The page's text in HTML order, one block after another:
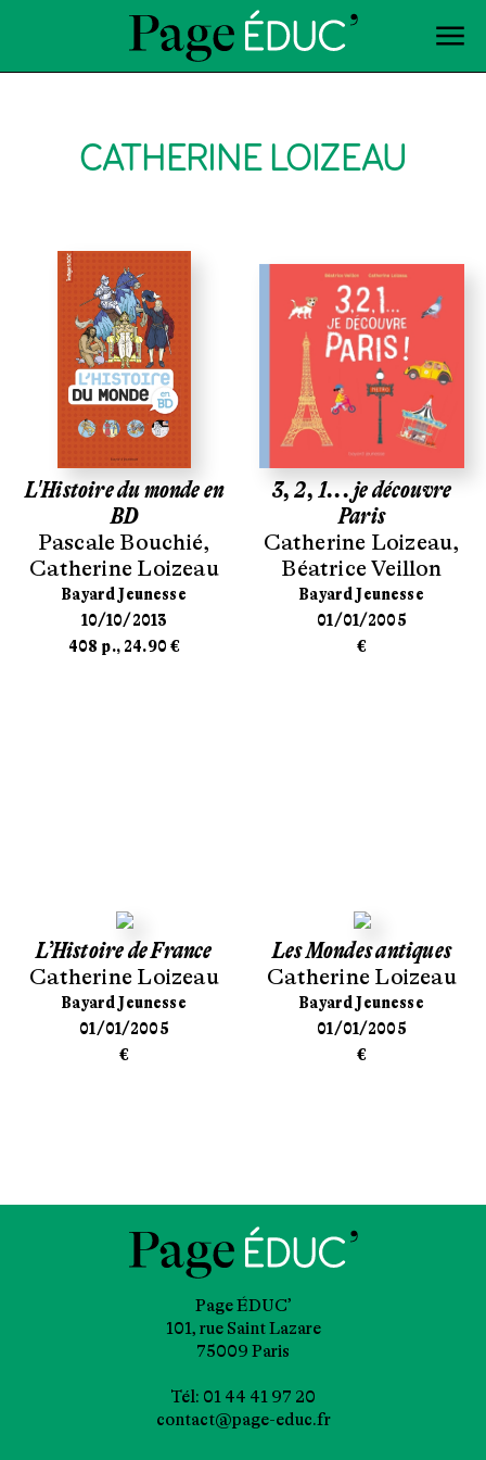
CATHERINE LOIZEAU
L'Histoire du monde en
BD
Pascale Bouchié,
Catherine Loizeau
Bayard Jeunesse
10/10/2013
408 p., 24.90 €
3, 2, 1... je découvre
Paris
Catherine Loizeau,
Béatrice Veillon
Bayard Jeunesse
01/01/2005
€
L’Histoire de France
Catherine Loizeau
Bayard Jeunesse
01/01/2005
€
Les Mondes antiques
Catherine Loizeau
Bayard Jeunesse
01/01/2005
€
Page ÉDUC’
101, rue Saint Lazare
75009 Paris
Tél: 01 44 41 97 20
contact@page-educ.fr